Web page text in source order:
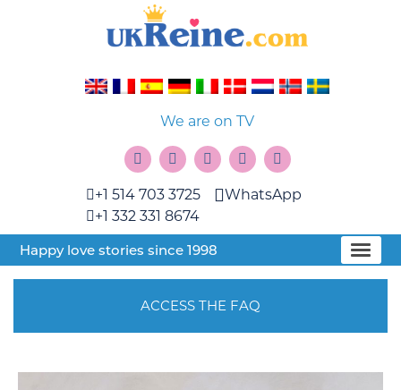
We are on TV
+1 514 703 3725
+1 332 331 8674
WhatsApp
Happy love stories since 1998
ACCESS THE FAQ